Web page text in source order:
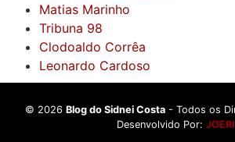
Matias Marinho
Tribuna 98
Clodoaldo Corrêa
Leonardo Cardoso
© 2026 Blog do Sidnei Costa - Todos os
Desenvolvido Por: JOERI